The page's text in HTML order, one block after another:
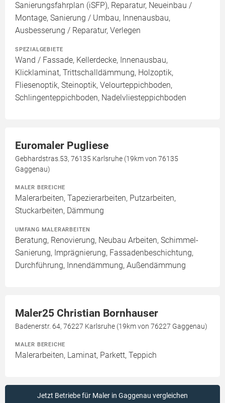
Sanierungsfahrplan (iSFP), Reparatur, Neueinbau /
Montage, Sanierung / Umbau, Innenausbau,
Ausbesserung / Reparatur, Verlegen
SPEZIALGEBIETE
Wand / Fassade, Kellerdecke, Innenausbau,
Klicklaminat, Trittschalldämmung, Holzoptik,
Fliesenoptik, Steinoptik, Velourteppichboden,
Schlingenteppichboden, Nadelvliesteppichboden
Euromaler Pugliese
Gebhardstras.53, 76135 Karlsruhe (19km von 76135
Gaggenau)
MALER BEREICHE
Malerarbeiten, Tapezierarbeiten, Putzarbeiten,
Stuckarbeiten, Dämmung
UMFANG MALERARBEITEN
Beratung, Renovierung, Neubau Arbeiten, Schimmel-
Sanierung, Imprägnierung, Fassadenbeschichtung,
Durchführung, Innendämmung, Außendämmung
Maler25 Christian Bornhauser
Badenerstr. 64, 76227 Karlsruhe (19km von 76227 Gaggenau)
MALER BEREICHE
Malerarbeiten, Laminat, Parkett, Teppich
Jetzt Betriebe für Maler in Gaggenau vergleichen